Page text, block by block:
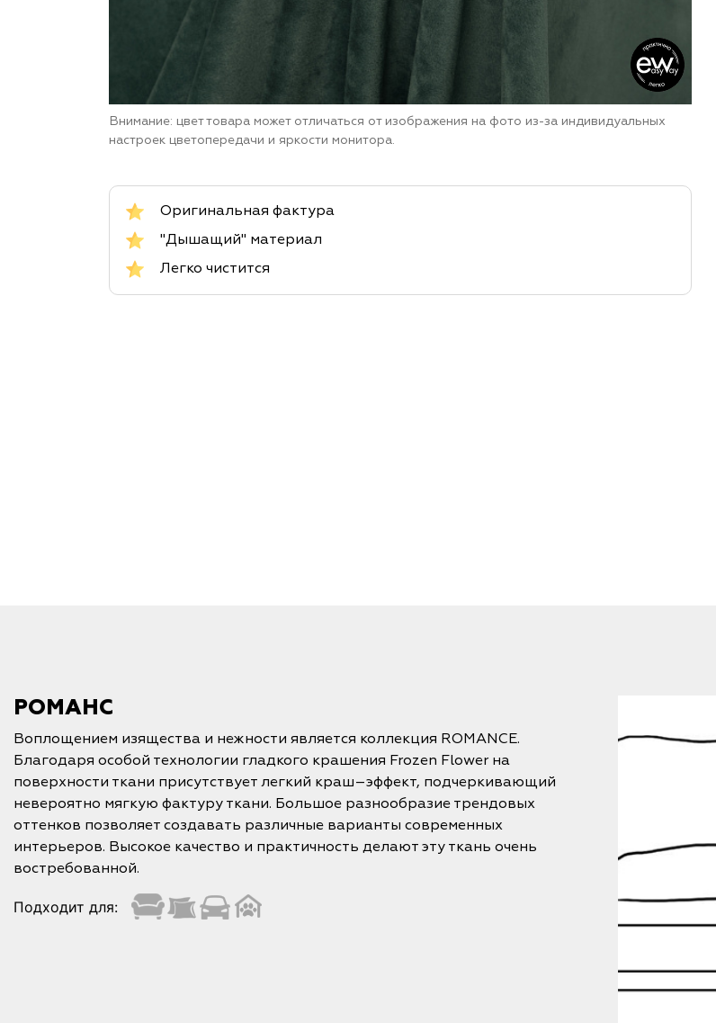
Внимание: цвет товара может отличаться от изображения на фото из-за индивидуальных
настроек цветопередачи и яркости монитора.
Оригинальная фактура
"Дышащий" материал
Легко чистится
РОМАНС
Воплощением изящества и нежности является коллекция ROMANCE.
Благодаря особой технологии гладкого крашения Frozen Flower на
поверхности ткани присутствует легкий краш–эффект, подчеркивающий
невероятно мягкую фактуру ткани. Большое разнообразие трендовых
оттенков позволяет создавать различные варианты современных
интерьеров. Высокое качество и практичность делают эту ткань очень
востребованной.
Подходит для: